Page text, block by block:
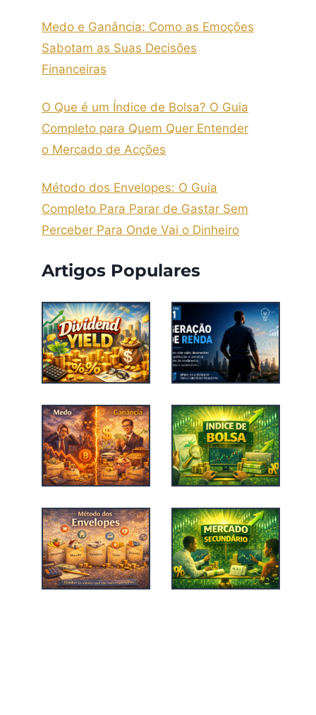
Medo e Ganância: Como as Emoções
Sabotam as Suas Decisões
Financeiras
O Que é um Índice de Bolsa? O Guia
Completo para Quem Quer Entender
o Mercado de Acções
Método dos Envelopes: O Guia
Completo Para Parar de Gastar Sem
Perceber Para Onde Vai o Dinheiro
Artigos Populares